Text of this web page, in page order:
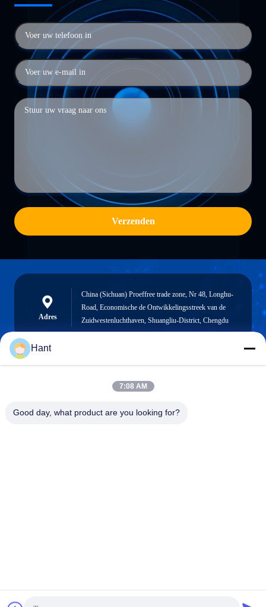
Verzenden
Adres
China (Sichuan) Proeffree trade zone, Nr 48, Longhu-
Road, Economische de Ontwikkelingsstreek van de
Zuidwestenluchthaven, Shuangliu-District, Chengdu
Sales03@chinafibercable.com
Hant
7:08 AM
Good day, what product are you looking for?